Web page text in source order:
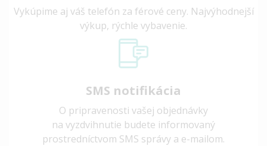
Vykúpime aj váš telefón za férové ceny. Najvýhodnejší
výkup, rýchle vybavenie.
SMS notifikácia
O pripravenosti vašej objednávky
na vyzdvihnutie budete informovaný
prostredníctvom SMS správy a e-mailom.